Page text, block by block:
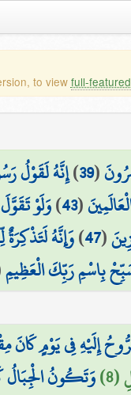
to view full-
(
39
)إِنَّهُ لَقَوْلُ
(
43
)وَلَوْ
(
47
)وَإِنَّهُ
بِاسْمِ رَبِّكَ الْعَظِيمِ
إِلَيْهِ فِي يَوْمٍ كَانَ
وَتَكُونُ الْجِبَالُ